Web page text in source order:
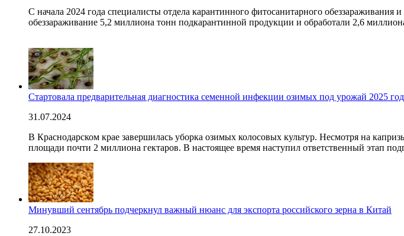
С начала 2024 года специалисты отдела карантинного фитосанитарного
обеззараживание 5,2 миллиона тонн подкарантинной продукции и обработали 2,6
Стартовала предварительная диагностика семенной инфекции озимых под урожай 2025
31.07.2024
В Краснодарском крае завершилась уборка озимых колосовых культур. Несмотря на
площади почти 2 миллиона гектаров. В настоящее время наступил ответственный этап
Минувший сентябрь подчеркнул важный нюанс для экспорта российского зерна в Китай
27.10.2023